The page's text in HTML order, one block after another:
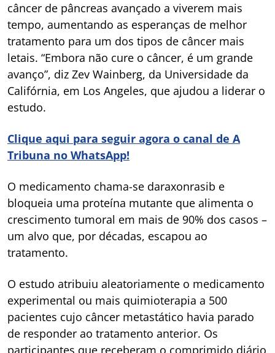
câncer de pâncreas avançado a viverem mais
tempo, aumentando as esperanças de melhor
tratamento para um dos tipos de câncer mais
letais. “Embora não cure o câncer, é um grande
avanço”, diz Zev Wainberg, da Universidade da
Califórnia, em Los Angeles, que ajudou a liderar o
estudo.
Clique aqui para seguir agora o canal de A
Tribuna no WhatsApp!
O medicamento chama-se daraxonrasib e
bloqueia uma proteína mutante que alimenta o
crescimento tumoral em mais de 90% dos casos –
um alvo que, por décadas, escapou ao
tratamento.
O estudo atribuiu aleatoriamente o medicamento
experimental ou mais quimioterapia a 500
pacientes cujo câncer metastático havia parado
de responder ao tratamento anterior. Os
participantes que receberam o comprimido diário